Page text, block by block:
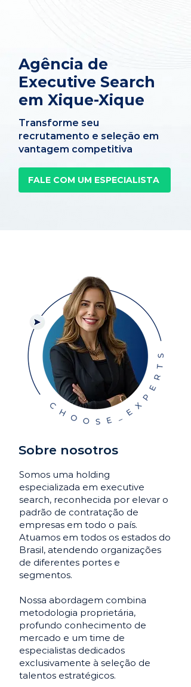
Agência de
Executive Search
em Xique-Xique
Transforme seu
recrutamento e seleção em
vantagem competitiva
FALE COM UM ESPECIALISTA
Sobre nosotros
Somos uma holding
especializada em executive
search, reconhecida por elevar o
padrão de contratação de
empresas em todo o país.
Atuamos em todos os estados do
Brasil, atendendo organizações
de diferentes portes e
segmentos.
Nossa abordagem combina
metodologia proprietária,
profundo conhecimento de
mercado e um time de
especialistas dedicados
exclusivamente à seleção de
talentos estratégicos.